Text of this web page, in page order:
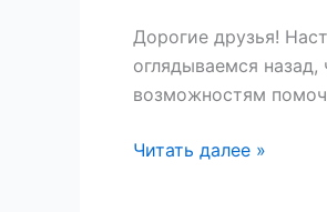
Дорогие друзья!
оглядываемся
возможностям
Читать далее »